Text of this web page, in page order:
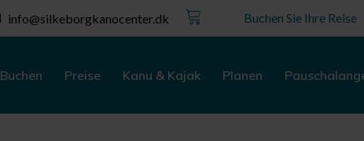
info@silkeborgkanocenter.dk Kurv Buchen Sie Ihre Reise
Buchen Preise Kanu & Kajak Planen